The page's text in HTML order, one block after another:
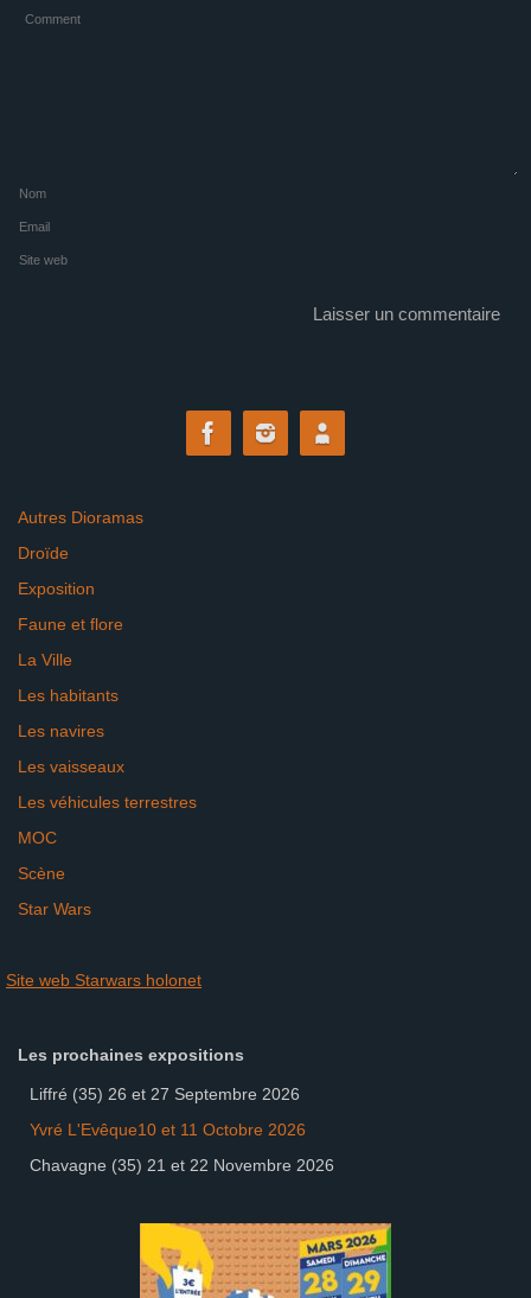
Autres Dioramas
Droïde
Exposition
Faune et flore
La Ville
Les habitants
Les navires
Les vaisseaux
Les véhicules terrestres
MOC
Scène
Star Wars
Site web Starwars holonet
Les prochaines expositions
Liffré (35) 26 et 27 Septembre 2026
Yvré L'Evêque10 et 11 Octobre 2026
Chavagne (35) 21 et 22 Novembre 2026